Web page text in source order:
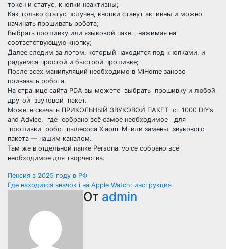
токен и статус, кнопки неактивны;
Как только статус получен, кнопки станут активны и можно
начинать прошивать робота;
Выбрать прошивку или языковой пакет, нажимая на
соответствующую кнопку;
Далее следим за логом, который находится под кнопками, и
радуемся простой и быстрой прошивке;
После всех манипуляций необходимо в MiHome заново
привязать робота.
На странице сайта PDA вы можете выбрать прошивку и любой
другой звуковой пакет.
Можете скачать ПРИКОЛЬНЫЙ ЗВУКОВОЙ ПАКЕТ от 1000 DIY’s
and Advice, где собрано всё самое необходимое для
прошивки робот пылесоса Xiaomi Mi или замены звукового
пакета — нашим каналом.
Там же в отдельной папке Personal voice собрано всё
необходимое для творчества.
Навигация
записям
Пенсия в 2025 году в РФ
Где находится значок i на Apple Watch: инструкция
От admin